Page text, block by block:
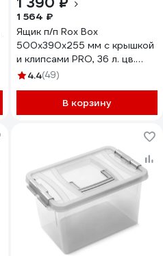
1 564 ₽
Ящик п/п Rox Box
500х390х255 мм с крышкой
и клипсами PRO, 36 л. цв.
антрацит 25340
4.4(49)
В корзину